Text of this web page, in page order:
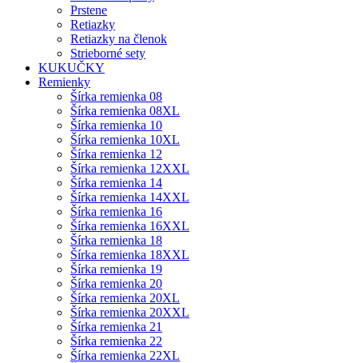
Prstene
Retiazky
Retiazky na členok
Strieborné sety
KUKUČKY
Remienky
Šírka remienka 08
Šírka remienka 08XL
Šírka remienka 10
Šírka remienka 10XL
Šírka remienka 12
Šírka remienka 12XXL
Šírka remienka 14
Šírka remienka 14XXL
Šírka remienka 16
Šírka remienka 16XXL
Šírka remienka 18
Šírka remienka 18XXL
Šírka remienka 19
Šírka remienka 20
Šírka remienka 20XL
Šírka remienka 20XXL
Šírka remienka 21
Šírka remienka 22
Šírka remienka 22XL